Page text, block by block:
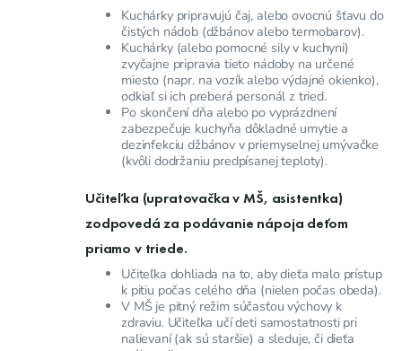
Kuchárky pripravujú čaj, alebo ovocnú šťavu do
čistých nádob (džbánov alebo termobarov).
Kuchárky (alebo pomocné sily v kuchyni)
zvyčajne pripravia tieto nádoby na určené
miesto (napr. na vozík alebo výdajné okienko),
odkiaľ si ich preberá personál z tried.
Po skončení dňa alebo po vyprázdnení
zabezpečuje kuchyňa dôkladné umytie a
dezinfekciu džbánov v priemyselnej umývačke
(kvôli dodržaniu predpísanej teploty).
Učiteľka (upratovačka v MŠ, asistentka)
zodpovedá za podávanie nápoja deťom
priamo v triede.
Učiteľka dohliada na to, aby dieťa malo prístup
k pitiu počas celého dňa (nielen počas obeda).
V MŠ je pitný režim súčasťou výchovy k
zdraviu. Učiteľka učí deti samostatnosti pri
nalievaní (ak sú staršie) a sleduje, či dieťa